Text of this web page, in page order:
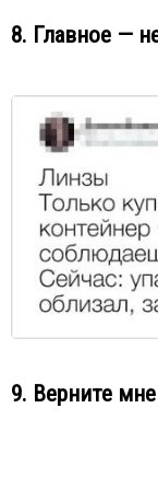
8. Главное —
9. Верните